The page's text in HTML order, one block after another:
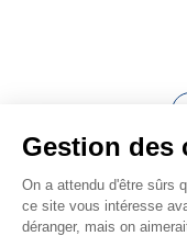
Raison sociale : ECF
SIREN: 312379266 -
Siège social : RN 11 - Rte de